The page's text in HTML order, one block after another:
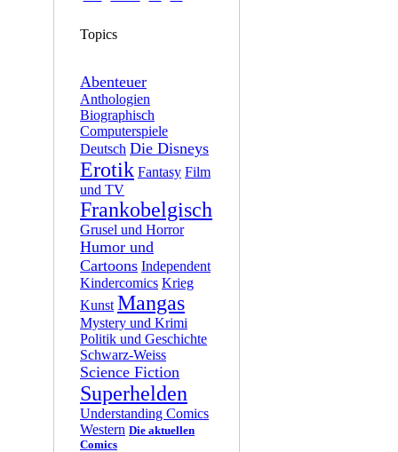
Topics
Abenteuer
Anthologien
Biographisch
Computerspiele
Deutsch Die Disneys
Erotik Fantasy Film
und TV
Frankobelgisch
Grusel und Horror
Humor und
Cartoons Independent
Kindercomics Krieg
Kunst Mangas
Mystery und Krimi
Politik und Geschichte
Schwarz-Weiss
Science Fiction
Superhelden
Understanding Comics
Western Die aktuellen
Comics